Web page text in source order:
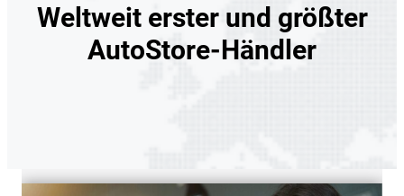
Weltweit erster und größter
AutoStore-Händler